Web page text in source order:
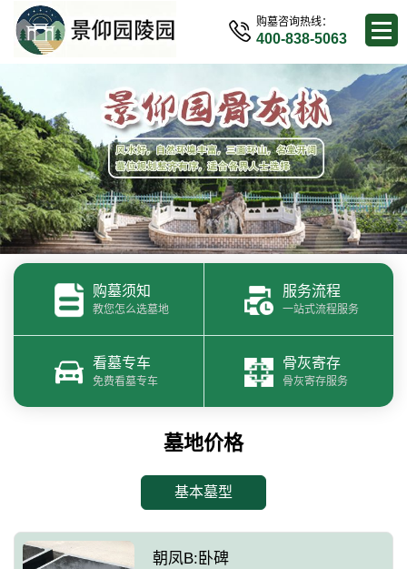
购墓咨询热线：
400-838-5063
购墓须知
教您怎么选墓地
服务流程
一站式流程服务
看墓专车
免费看墓专车
骨灰寄存
骨灰寄存服务
墓地价格
基本墓型
朝凤B:卧碑